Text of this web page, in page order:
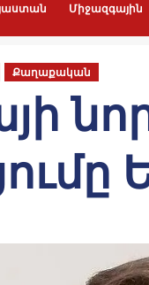
Միջազգային
Քաղաքական